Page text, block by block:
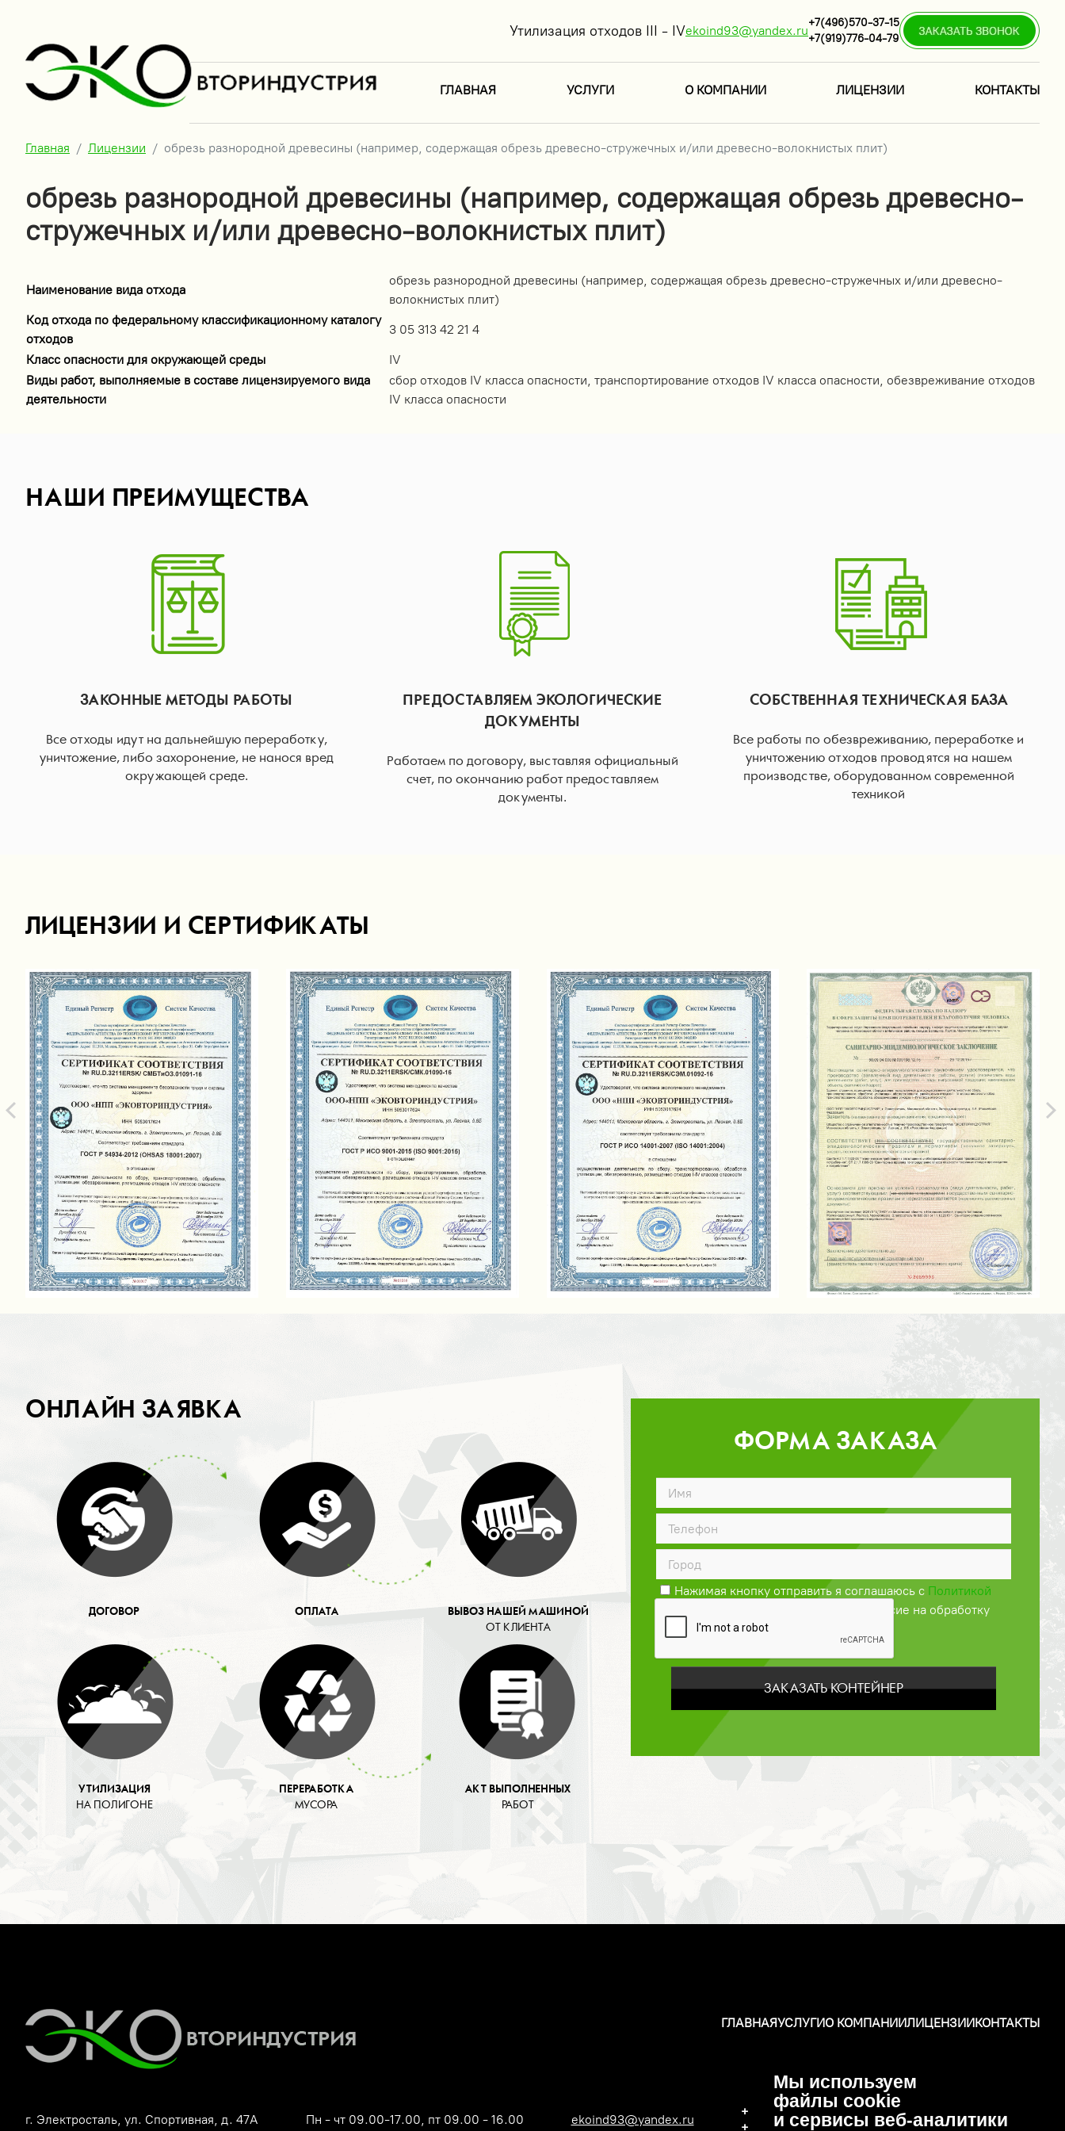
Мы используем
файлы cookie
и сервисы веб-аналитики
Утилизация отходов III - IVekoind93@yandex.ru
+7(496)570-37-15
+7(919)776-04-79
ГЛАВНАЯ УСЛУГИ О КОМПАНИИ ЛИЦЕНЗИИ КОНТАКТЫ
Главная Лицензии обрезь разнородной древесины (например, содержащая обрезь древесно-стружечных и/или древесно-волокнистых плит)
обрезь разнородной древесины (например, содержащая обрезь древесно-
стружечных и/или древесно-волокнистых плит)
Наименование вида отхода
обрезь разнородной древесины (например, содержащая обрезь древесно-стружечных и/или древесно-
волокнистых плит)
Код отхода по федеральному классификационному каталогу
отходов
3 05 313 42 21 4
Класс опасности для окружающей среды
IV
Виды работ, выполняемые в составе лицензируемого вида
деятельности
сбор отходов IV класса опасности, транспортирование отходов IV класса опасности, обезвреживание отходов
IV класса опасности
НАШИ ПРЕИМУЩЕСТВА
ЗАКОННЫЕ МЕТОДЫ РАБОТЫ
Все отходы идут на дальнейшую переработку,
уничтожение, либо захоронение, не нанося вред
окружающей среде.
ПРЕДОСТАВЛЯЕМ ЭКОЛОГИЧЕСКИЕ
ДОКУМЕНТЫ
Работаем по договору, выставляя официальный
счет, по окончанию работ предоставляем
документы.
СОБСТВЕННАЯ ТЕХНИЧЕСКАЯ БАЗА
Все работы по обезвреживанию, переработке и
уничтожению отходов проводятся на нашем
производстве, оборудованном современной
техникой
ЛИЦЕНЗИИ И СЕРТИФИКАТЫ
ОНЛАЙН ЗАЯВКА
ДОГОВОР ОПЛАТА
ВЫВОЗ НАШЕЙ МАШИНОЙ
ОТ КЛИЕНТА
УТИЛИЗАЦИЯ
НА ПОЛИГОНЕ
ПЕРЕРАБОТКА
МУСОРА
АКТ ВЫПОЛНЕННЫХ
РАБОТ
ФОРМА ЗАКАЗА
Нажимая кнопку отправить я соглашаюсь с Политикой
и даю своё согласие на обработку
персональных данных
ЗАКАЗАТЬ КОНТЕЙНЕР
ГЛАВНАЯУСЛУГИО КОМПАНИИЛИЦЕНЗИИКОНТАКТЫ
г. Электросталь, ул. Спортивная, д. 47А Пн - чт 09.00-17.00, пт 09.00 - 16.00 ekoind93@yandex.ru
+7 (496) 570-37-15
+7 (919) 776-04-79